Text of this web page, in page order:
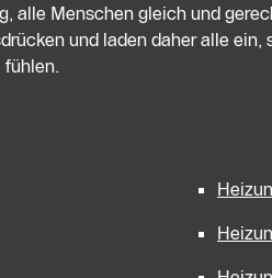
alle Menschen gleich und
und laden daher alle ein,
fühlen.